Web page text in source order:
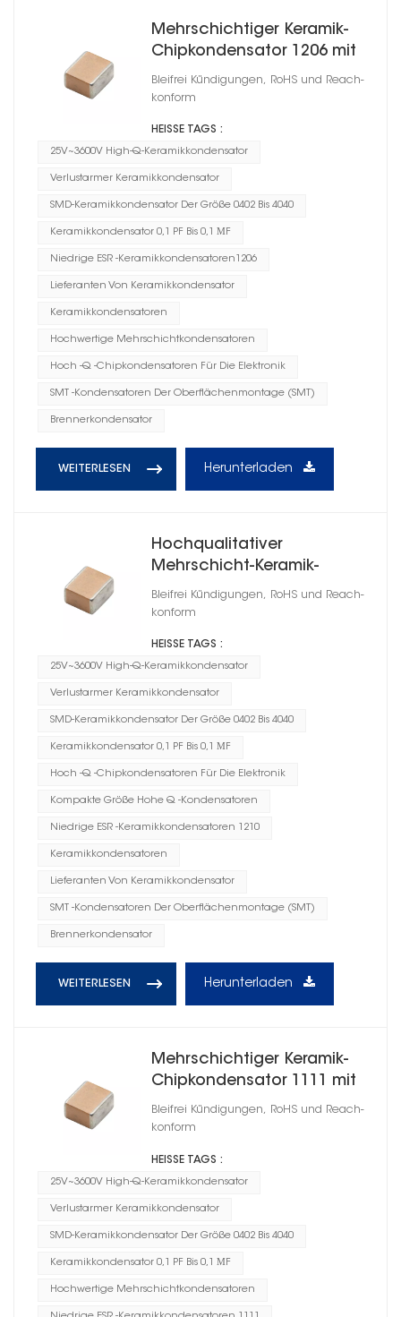
Mehrschichtiger Keramik-
Chipkondensator 1206 mit
hohem Q
Bleifrei Kündigungen, RoHS und Reach-
konform
HEISSE TAGS :
25V~3600V High-Q-Keramikkondensator
Verlustarmer Keramikkondensator
SMD-Keramikkondensator Der Größe 0402 Bis 4040
Keramikkondensator 0,1 PF Bis 0,1 ΜF
Niedrige ESR -Keramikkondensatoren1206
Lieferanten Von Keramikkondensator
Keramikkondensatoren
Hochwertige Mehrschichtkondensatoren
Hoch -Q -Chipkondensatoren Für Die Elektronik
SMT -Kondensatoren Der Oberflächenmontage (SMT)
Brennerkondensator
WEITERLESEN Herunterladen
Hochqualitativer
Mehrschicht-Keramik-
Chipkondensator 1210
Bleifrei Kündigungen, RoHS und Reach-
konform
HEISSE TAGS :
25V~3600V High-Q-Keramikkondensator
Verlustarmer Keramikkondensator
SMD-Keramikkondensator Der Größe 0402 Bis 4040
Keramikkondensator 0,1 PF Bis 0,1 ΜF
Hoch -Q -Chipkondensatoren Für Die Elektronik
Kompakte Größe Hohe Q -Kondensatoren
Niedrige ESR -Keramikkondensatoren 1210
Keramikkondensatoren
Lieferanten Von Keramikkondensator
SMT -Kondensatoren Der Oberflächenmontage (SMT)
Brennerkondensator
WEITERLESEN Herunterladen
Mehrschichtiger Keramik-
Chipkondensator 1111 mit
hohem Q
Bleifrei Kündigungen, RoHS und Reach-
konform
HEISSE TAGS :
25V~3600V High-Q-Keramikkondensator
Verlustarmer Keramikkondensator
SMD-Keramikkondensator Der Größe 0402 Bis 4040
Keramikkondensator 0,1 PF Bis 0,1 ΜF
Hochwertige Mehrschichtkondensatoren